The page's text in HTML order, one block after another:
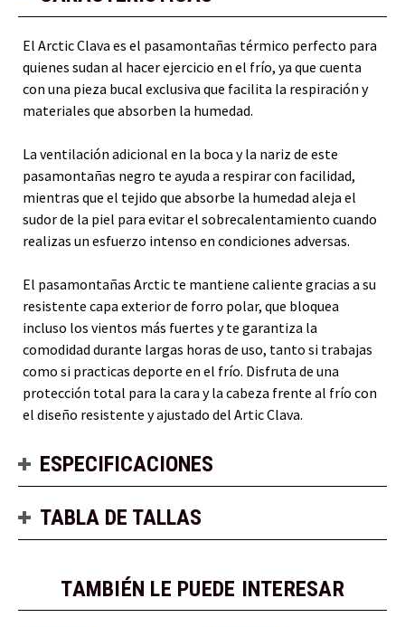
El Arctic Clava es el pasamontañas térmico perfecto para
quienes sudan al hacer ejercicio en el frío, ya que cuenta
con una pieza bucal exclusiva que facilita la respiración y
materiales que absorben la humedad.
La ventilación adicional en la boca y la nariz de este
pasamontañas negro te ayuda a respirar con facilidad,
mientras que el tejido que absorbe la humedad aleja el
sudor de la piel para evitar el sobrecalentamiento cuando
realizas un esfuerzo intenso en condiciones adversas.
El pasamontañas Arctic te mantiene caliente gracias a su
resistente capa exterior de forro polar, que bloquea
incluso los vientos más fuertes y te garantiza la
comodidad durante largas horas de uso, tanto si trabajas
como si practicas deporte en el frío. Disfruta de una
protección total para la cara y la cabeza frente al frío con
el diseño resistente y ajustado del Artic Clava.
ESPECIFICACIONES
TABLA DE TALLAS
TAMBIÉN LE PUEDE INTERESAR